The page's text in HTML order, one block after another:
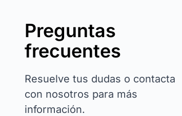
Preguntas
frecuentes
Resuelve tus dudas o contacta
con nosotros para más
información.